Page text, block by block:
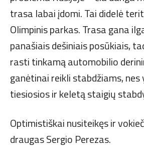
trasa labai įdomi. Tai didelė
Olimpinis parkas. Trasa gana
panašiais dešiniais posūkiais,
rasti tinkamą automobilio
ganėtinai reikli stabdžiams, nes
tiesiosios ir keletą staigių
Optimistiškai nusiteikęs ir
draugas Sergio Perezas.